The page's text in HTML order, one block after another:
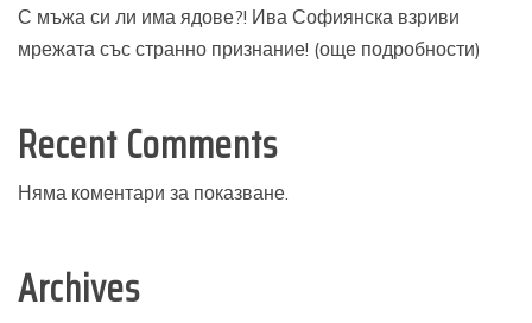
С мъжа си ли има ядове?! Ива Софиянска взриви
мрежата със странно признание! (още подробности)
Recent Comments
Няма коментари за показване.
Archives